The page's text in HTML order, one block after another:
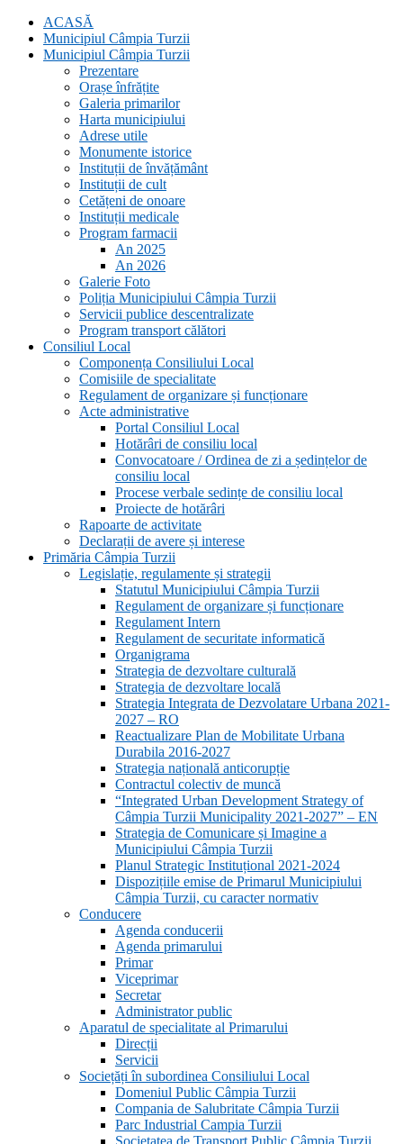
ACASĂ
Municipiul Câmpia Turzii
Municipiul Câmpia Turzii
Prezentare
Orașe înfrățite
Galeria primarilor
Harta municipiului
Adrese utile
Monumente istorice
Instituții de învățământ
Instituții de cult
Cetățeni de onoare
Instituții medicale
Program farmacii
An 2025
An 2026
Galerie Foto
Poliția Municipiului Câmpia Turzii
Servicii publice descentralizate
Program transport călători
Consiliul Local
Componența Consiliului Local
Comisiile de specialitate
Regulament de organizare și funcționare
Acte administrative
Portal Consiliul Local
Hotărâri de consiliu local
Convocatoare / Ordinea de zi a ședințelor de
consiliu local
Procese verbale sedințe de consiliu local
Proiecte de hotărâri
Rapoarte de activitate
Declarații de avere și interese
Primăria Câmpia Turzii
Legislație, regulamente și strategii
Statutul Municipiului Câmpia Turzii
Regulament de organizare și funcționare
Regulament Intern
Regulament de securitate informatică
Organigrama
Strategia de dezvoltare culturală
Strategia de dezvoltare locală
Strategia Integrata de Dezvolatare Urbana 2021-
2027 – RO
Reactualizare Plan de Mobilitate Urbana
Durabila 2016-2027
Strategia națională anticorupție
Contractul colectiv de muncă
“Integrated Urban Development Strategy of
Câmpia Turzii Municipality 2021-2027” – EN
Strategia de Comunicare și Imagine a
Municipiului Câmpia Turzii
Planul Strategic Instituțional 2021-2024
Dispozițiile emise de Primarul Municipiului
Câmpia Turzii, cu caracter normativ
Conducere
Agenda conducerii
Agenda primarului
Primar
Viceprimar
Secretar
Administrator public
Aparatul de specialitate al Primarului
Direcții
Servicii
Sociețăți în subordinea Consiliului Local
Domeniul Public Câmpia Turzii
Compania de Salubritate Câmpia Turzii
Parc Industrial Campia Turzii
Societatea de Transport Public Câmpia Turzii